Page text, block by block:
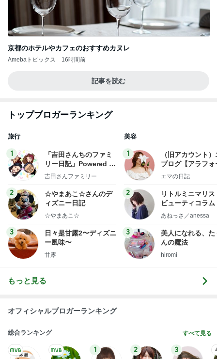
京都のホテルやカフェのおすすめカヌレ
Amebaトピックス 16時間前
記事を読む
トップブロガーランキング
旅行
1
「吉田さんちのファミ
リー日記」Powered b
y Ameba 吉田さんファ
ログ
吉田さんファミリー
2
☆やまあこ☆さんのデ
ィズニー日記
☆やまあこ☆
3
日々是甘露2〜ディズニ
ー風味〜
甘露
美容
1
（旧アカウント
ブログ【アラフォ
社売却セカンドラ
エマの日記
2
リトルミニマリス
ビューティコラ
little
あねっさ／anessa
3
美人になれる、た
んの魔法
hiromi
もっと見る
オフィシャルブロガーランキング
総合ランキング すべて見る
1 2 3